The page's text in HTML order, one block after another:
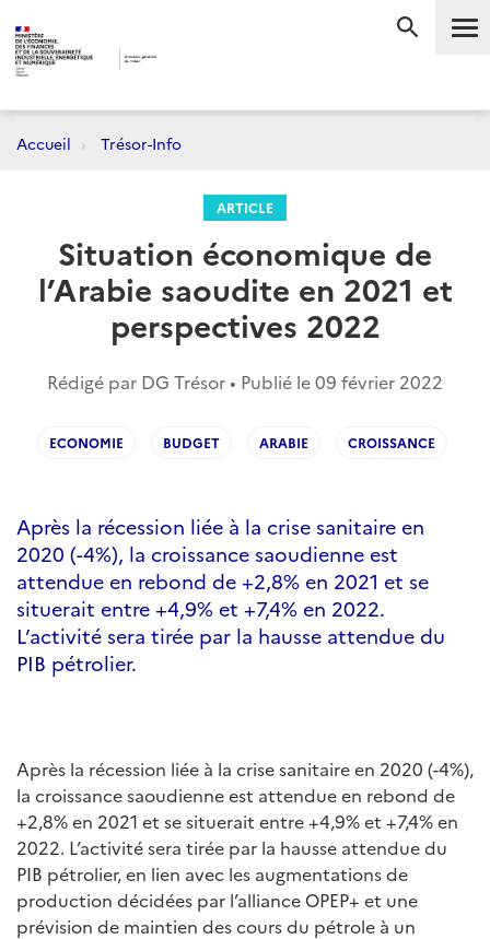
Accueil Trésor-Info
ARTICLE
Situation économique de
l’Arabie saoudite en 2021 et
perspectives 2022
Rédigé par DG Trésor • Publié le09 février 2022
ECONOMIE BUDGET ARABIE CROISSANCE
Après la récession liée à la crise sanitaire en
2020 (-4%), la croissance saoudienne est
attendue en rebond de +2,8% en 2021 et se
situerait entre +4,9% et +7,4% en 2022.
L’activité sera tirée par la hausse attendue du
PIB pétrolier.
Après la récession liée à la crise sanitaire en 2020 (-4%),
la croissance saoudienne est attendue en rebond de
+2,8% en 2021 et se situerait entre +4,9% et +7,4% en
2022. L’activité sera tirée par la hausse attendue du
PIB pétrolier, en lien avec les augmentations de
production décidées par l’alliance OPEP+ et une
prévision de maintien des cours du pétrole à un